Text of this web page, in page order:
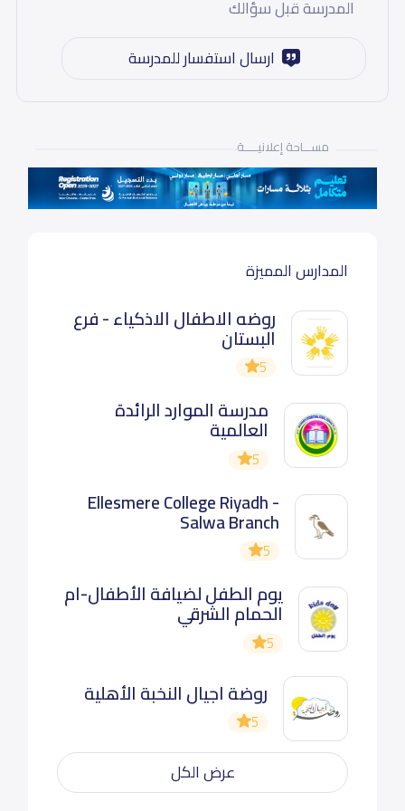
المدرسة قبل سؤالك
ارسال استفسار للمدرسة
مســـاحة إعلانيـــــة
المدارس المميزة
روضه الاطفال الاذكياء - فرع
البستان
5
مدرسة الموارد الرائدة
العالمية
5
Ellesmere College Riyadh -
Salwa Branch
5
يوم الطفل لضيافة الأطفال-ام
الحمام الشرقي
5
روضة اجيال النخبة الأهلية
5
عرض الكل